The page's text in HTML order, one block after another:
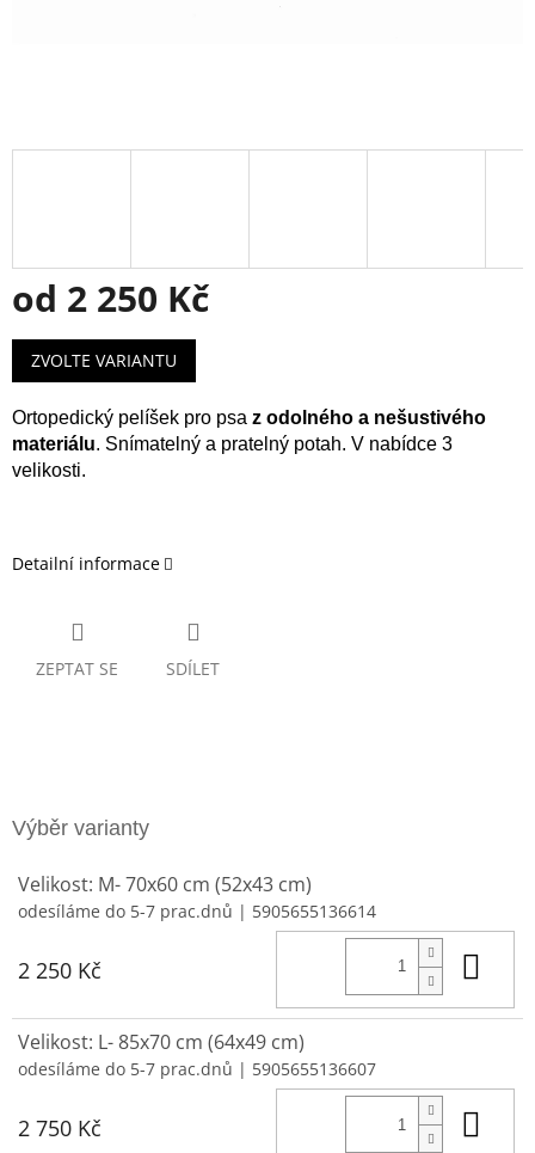
od 2 250 Kč
Měrná
cena:
ZVOLTE VARIANTU
Ortopedický pelíšek pro psa z odolného a nešustivého
materiálu. Snímatelný a pratelný potah. V nabídce 3
velikosti.
Detailní informace
ZEPTAT SE SDÍLET
Velikost: M- 70x60 cm (52x43 cm)
odesíláme do 5-7 prac.dnů | 5905655136614
2 250 Kč
Velikost: L- 85x70 cm (64x49 cm)
odesíláme do 5-7 prac.dnů | 5905655136607
2 750 Kč